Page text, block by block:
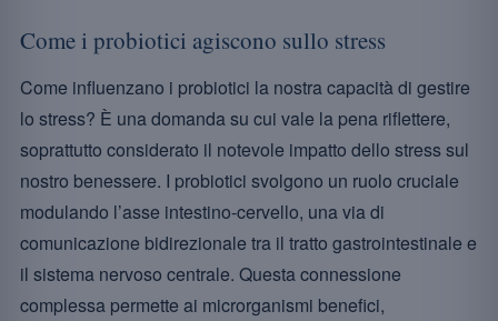
Come i probiotici agiscono sullo stress
Come influenzano i probiotici la nostra capacità di gestire
lo stress? È una domanda su cui vale la pena riflettere,
soprattutto considerato il notevole impatto dello stress sul
nostro benessere. I probiotici svolgono un ruolo cruciale
modulando l’asse intestino-cervello, una via di
comunicazione bidirezionale tra il tratto gastrointestinale e
il sistema nervoso centrale. Questa connessione
complessa permette ai microrganismi benefici,